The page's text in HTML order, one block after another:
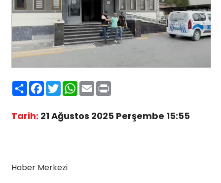
PaylaşFacebook
TwitterWhatsApp
EmailPrint
Tarih: 21 Ağustos 2025 Perşembe 15:55
Haber Merkezi